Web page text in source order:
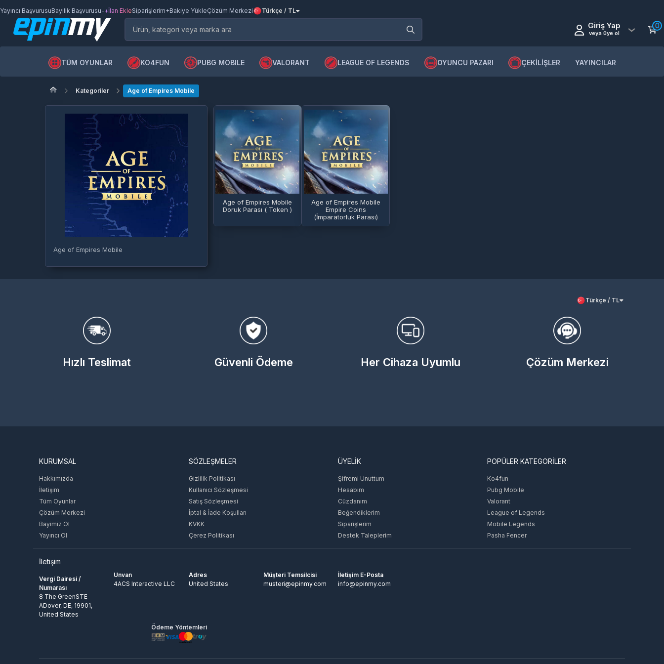
Yayıncı BaşvurusuBayilik Başvurusu-+İlan EkleSiparişlerim+Bakiye YükleÇözüm Merkezi Türkçe / TL
Giriş Yap
veya üye ol
0
TÜM OYUNLAR KO4FUN PUBG MOBILE VALORANT LEAGUE OF LEGENDS OYUNCU PAZARI ÇEKİLİŞLER YAYINCILAR
Kategoriler Age of Empires Mobile
Age of Empires Mobile
Age of Empires Mobile
Doruk Parası ( Token )
Age of Empires Mobile
Empire Coins
(İmparatorluk Parası)
Türkçe / TL
Hızlı Teslimat Güvenli Ödeme Her Cihaza Uyumlu Çözüm Merkezi
KURUMSAL
Hakkımızda
İletişim
Tüm Oyunlar
Çözüm Merkezi
Bayimiz Ol
Yayıncı Ol
SÖZLEŞMELER
Gizlilik Politikası
Kullanıcı Sözleşmesi
Satış Sözleşmesi
İptal & İade Koşulları
KVKK
Çerez Politikası
ÜYELİK
Şifremi Unuttum
Hesabım
Cüzdanım
Beğendiklerim
Siparişlerim
Destek Taleplerim
POPÜLER KATEGORİLER
Ko4fun
Pubg Mobile
Valorant
League of Legends
Mobile Legends
Pasha Fencer
İletişim
Vergi Dairesi /
Numarası
8 The GreenSTE
ADover, DE, 19901,
United States
Unvan
4ACS Interactive LLC
Adres
United States
Müşteri Temsilcisi
musteri@epinmy.com
İletişim E-Posta
info@epinmy.com
Ödeme Yöntemleri